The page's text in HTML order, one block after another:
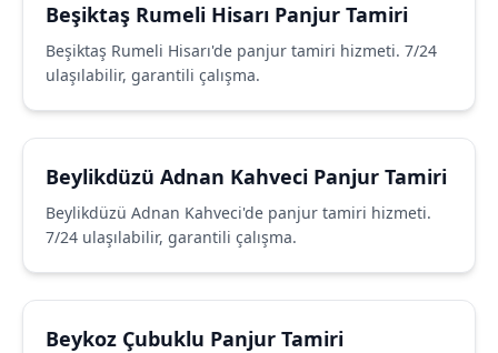
Beşiktaş Rumeli Hisarı Panjur Tamiri
Beşiktaş Rumeli Hisarı'de panjur tamiri hizmeti. 7/24
ulaşılabilir, garantili çalışma.
Beylikdüzü Adnan Kahveci Panjur Tamiri
Beylikdüzü Adnan Kahveci'de panjur tamiri hizmeti.
7/24 ulaşılabilir, garantili çalışma.
Beykoz Çubuklu Panjur Tamiri